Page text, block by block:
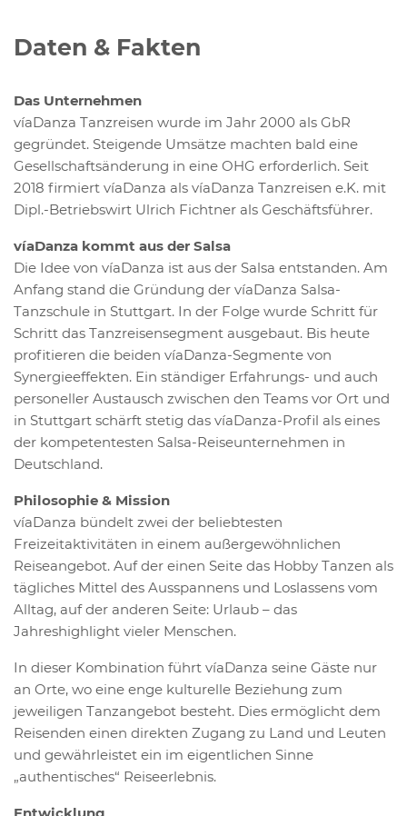
Daten & Fakten
Das Unternehmen
víaDanza Tanzreisen wurde im Jahr 2000 als GbR
gegründet. Steigende Umsätze machten bald eine
Gesellschaftsänderung in eine OHG erforderlich. Seit
2018 firmiert víaDanza als víaDanza Tanzreisen e.K. mit
Dipl.-Betriebswirt Ulrich Fichtner als Geschäftsführer.
víaDanza kommt aus der Salsa
Die Idee von víaDanza ist aus der Salsa entstanden. Am
Anfang stand die Gründung der víaDanza Salsa-
Tanzschule in Stuttgart. In der Folge wurde Schritt für
Schritt das Tanzreisensegment ausgebaut. Bis heute
profitieren die beiden víaDanza-Segmente von
Synergieeffekten. Ein ständiger Erfahrungs- und auch
personeller Austausch zwischen den Teams vor Ort und
in Stuttgart schärft stetig das víaDanza-Profil als eines
der kompetentesten Salsa-Reiseunternehmen in
Deutschland.
Philosophie & Mission
víaDanza bündelt zwei der beliebtesten
Freizeitaktivitäten in einem außergewöhnlichen
Reiseangebot. Auf der einen Seite das Hobby Tanzen als
tägliches Mittel des Ausspannens und Loslassens vom
Alltag, auf der anderen Seite: Urlaub – das
Jahreshighlight vieler Menschen.
In dieser Kombination führt víaDanza seine Gäste nur
an Orte, wo eine enge kulturelle Beziehung zum
jeweiligen Tanzangebot besteht. Dies ermöglicht dem
Reisenden einen direkten Zugang zu Land und Leuten
und gewährleistet ein im eigentlichen Sinne
„authentisches“ Reiseerlebnis.